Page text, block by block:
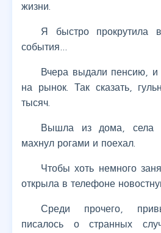
жизни.
Я быстро прокрутила
события…
Вчера выдали пенсию, и
на рынок. Так сказать,
тысяч.
Вышла из дома, села
махнул рогами и поехал.
Чтобы хоть немного
открыла в телефоне
Среди прочего,
писалось о странных